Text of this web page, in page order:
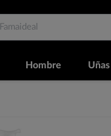
Hombre Uñas